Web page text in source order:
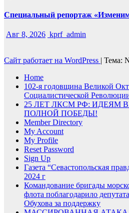
Специальный репортаж
Авг 8, 2026 kprf_admin
Сайт работает на WordPress | Тема:
Home
102-я годовщина Великой
Социалистической
25 ЛЕТ ЛКСМ РФ: ИДЕЯМ
ПОЛНОЙ ПОБЕДЫ!
Member Directory
My Account
My Profile
Reset Password
Sign Up
Газета “Севастопольская
2024 г
Командование бригады
флота поблагодарило
Обухова за поддержку